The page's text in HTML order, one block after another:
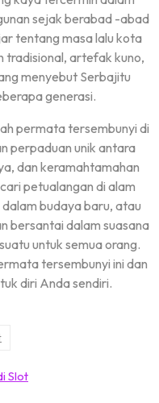
sejak berabad -abad
tentang masa lalu kota
tradisional, artefak kuno,
menyebut Serbajitu
generasi.
permata tersembunyi di
perpaduan unik antara
dan keramahtamahan
petualangan di alam
budaya baru, atau
bersantai dalam suasana
untuk semua orang.
tersembunyi ini dan
diri Anda sendiri.
Slot